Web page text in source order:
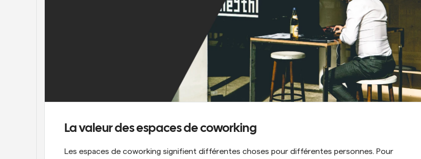
La valeur des espaces de coworking
Les espaces de coworking signifient différentes choses pour différentes personnes. Pour